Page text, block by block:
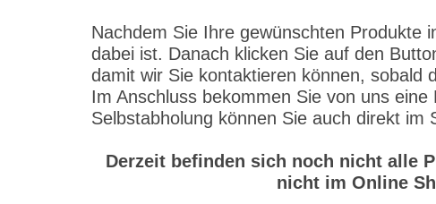
Nachdem Sie Ihre gewünschten Produkte
dabei ist. Danach klicken Sie auf den
damit wir Sie kontaktieren können, sobald
Im Anschluss bekommen Sie von uns
Selbstabholung können Sie auch direkt
Derzeit befinden sich noch nicht alle
nicht im Online